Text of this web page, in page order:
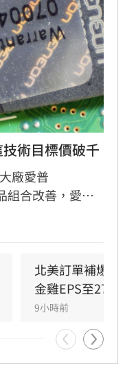
術目標價破千
廠愛普
組合改善，愛普
3季，因記憶體
2026年起進入爆
每股逾35元。看好
目標價，最高上
圓代工產能及匯
風險，決策前請
北美訂單補爆
金雞EPS至
9小時前